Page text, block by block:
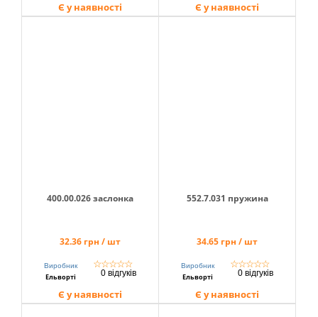
Є у наявності Є у наявності
400.00.026 заслонка
32.36 грн / шт
Виробник
Ельворті
☆☆☆☆☆
0 відгуків
Є у наявності
552.7.031 пружина
34.65 грн / шт
Виробник
Ельворті
☆☆☆☆☆
0 відгуків
Є у наявності